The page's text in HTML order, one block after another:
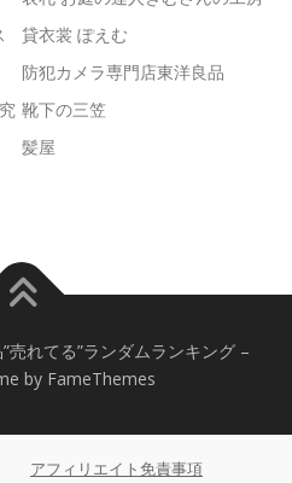
貸衣裳 ぽえむ
防犯カメラ専門店東洋良品
靴下の三笠
髪屋
れてる”ランダムランキング –
by FameThemes
アフィリエイト免責事項